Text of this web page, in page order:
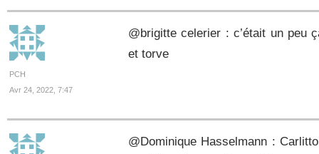
PCH
Avr 24, 2022, 7:47
@brigitte celerier : c’était un peu
et torve
@Dominique Hasselmann :